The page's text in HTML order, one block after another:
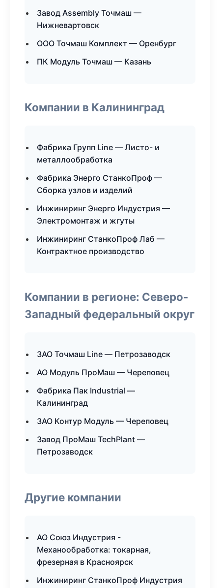
Завод Assembly Точмаш —
Нижневартовск
ООО Точмаш Комплект — Оренбург
ПК Модуль Точмаш — Казань
Компании в Калининград
Фабрика Групп Line — Листо- и
металлообработка
Фабрика Энерго СтанкоПроф —
Сборка узлов и изделий
Инжиниринг Энерго Индустрия —
Электромонтаж и жгуты
Инжиниринг СтанкоПроф Лаб —
Контрактное производство
Компании в регионе: Северо-
Западный федеральный округ
ЗАО Точмаш Line — Петрозаводск
АО Модуль ПроМаш — Череповец
Фабрика Пак Industrial —
Калининград
ЗАО Контур Модуль — Череповец
Завод ПроМаш TechPlant —
Петрозаводск
Другие компании
АО Союз Индустрия -
Механообработка: токарная,
фрезерная в Красноярск
Инжиниринг СтанкоПроф Индустрия